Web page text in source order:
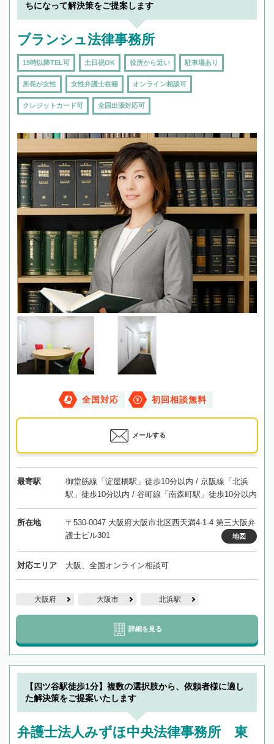
ちになって解決策をご提案します
ブランシュ法律事務所
19時以降TEL可 土日祝OK 役所から近い 駐車場あり
所長が女性 女性弁護士在籍 オンライン相談可
クレジットカード可 全国出張対応可
全国対応 初回相談無料
メールする
最寄駅
御堂筋線「淀屋橋駅」徒歩10分以内 / 京阪線「北浜
駅」徒歩10分以内 / 谷町線「南森町駅」徒歩10分以内
所在地
〒530-0047 大阪府大阪市北区西天満4-1-4 第三大阪弁
護士ビル301
地図
対応エリア 大阪、全国オンライン相談可
大阪府 大阪市 北浜駅
詳細を見る
【四ツ谷駅徒歩1分】複数の選択肢から、依頼者様に適し
た解決策をご提案いたします
弁護士法人みずほ中央法律事務所 東